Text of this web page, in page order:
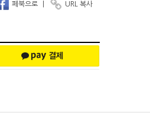
페북으로 URL 복사